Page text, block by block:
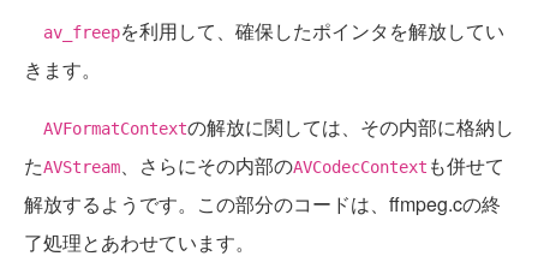
av_freepを利用して、確保したポインタを解放してい
きます。
AVFormatContextの解放に関しては、その内部に格納し
たAVStream、さらにその内部のAVCodecContext も併せて
解放するようです。この部分のコードは、ffmpeg.cの終
了処理とあわせています。